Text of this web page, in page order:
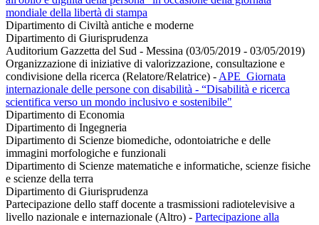
mondiale della libertà di stampa
Dipartimento di Civiltà antiche e moderne
Dipartimento di Giurisprudenza
Auditorium Gazzetta del Sud - Messina (03/05/2019 - 03/05/2019)
Organizzazione di iniziative di valorizzazione, consultazione e
condivisione della ricerca (Relatore/Relatrice) - APE_Giornata
internazionale delle persone con disabilità - “Disabilità e ricerca
scientifica verso un mondo inclusivo e sostenibile"
Dipartimento di Economia
Dipartimento di Ingegneria
Dipartimento di Scienze biomediche, odontoiatriche e delle
immagini morfologiche e funzionali
Dipartimento di Scienze matematiche e informatiche, scienze fisiche
e scienze della terra
Dipartimento di Giurisprudenza
Partecipazione dello staff docente a trasmissioni radiotelevisive a
livello nazionale e internazionale (Altro) - Partecipazione alla